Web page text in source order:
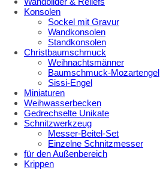
Konsolen
Sockel mit Gravur
Wandkonsolen
Standkonsolen
Christbaumschmuck
Weihnachtsmänner
Baumschmuck-Mozartengel
Sissi-Engel
Miniaturen
Weihwasserbecken
Gedrechselte Unikate
Schnitzwerkzeug
Messer-Beitel-Set
Einzelne Schnitzmesser
für den Außenbereich
Krippen